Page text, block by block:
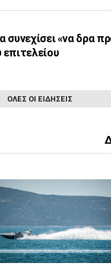
συνεχίσει «να δρα
επιτελείου
ΟΛΕΣ ΟΙ ΕΙΔΗΣΕΙΣ